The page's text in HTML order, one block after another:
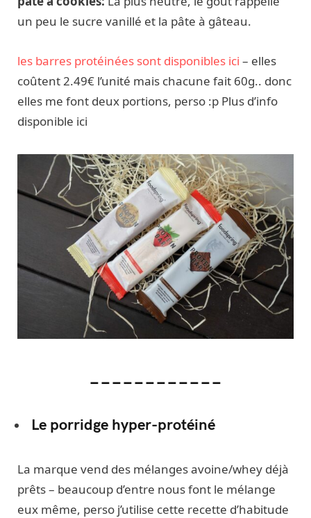
un peu le sucre vanillé et la pâte à gâteau.
les barres protéinées sont disponibles ici – elles
coûtent 2.49€ l’unité mais chacune fait 60g.. donc
elles me font deux portions, perso :p Plus d’info
disponible ici
Le porridge hyper-protéiné
La marque vend des mélanges avoine/whey déjà
prêts – beaucoup d’entre nous font le mélange
eux même, perso j’utilise cette recette d’habitude